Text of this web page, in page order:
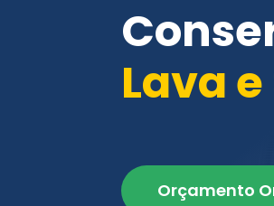
Lava
Orçamento